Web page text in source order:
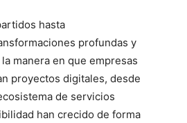
hasta
profundas y
manera en que empresas
proyectos digitales, desde
de servicios
han crecido de forma